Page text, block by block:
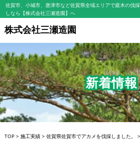
佐賀市、小城市、唐津市など佐賀県全域エリアで庭木の伐
しなら【株式会社三瀬造園】へ
株式会社三瀬造園
新着情報
TOP> 施工実績> 佐賀県佐賀市でアカメを伐採しました。 >